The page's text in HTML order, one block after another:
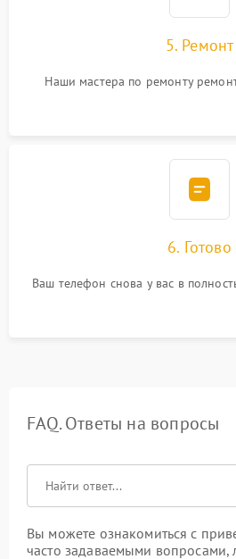
5. Ремонт
Наши мастера по ремонту
6. Готово
Ваш телефон снова у вас в
FAQ. Ответы на вопросы
Вы можете ознакомиться с
часто задаваемыми вопросами,